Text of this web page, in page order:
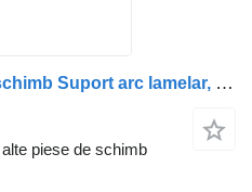
Suspensie - alte piese de schimb Suport arc lamelar, axă față stânga 2401729 pentru cap tractor Scania R-Series
piese de schimb